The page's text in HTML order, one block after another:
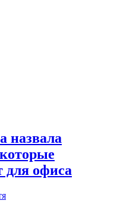
назвала
для офиса